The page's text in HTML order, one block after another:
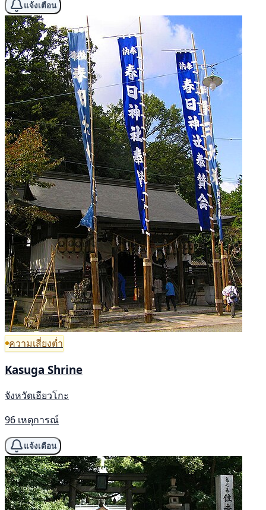
แจ้งเตือน
ความเสี่ยงต่ำ
Kasuga Shrine
จังหวัดเฮียวโกะ
96 เหตุการณ์
แจ้งเตือน